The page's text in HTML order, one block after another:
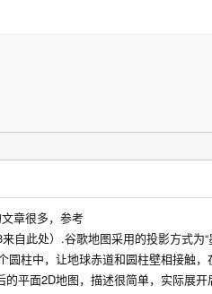
章很多，参考
来自此处）.谷歌地图采用的投影方式为
圆柱中，让地球赤道和圆柱壁相接触
平面2D地图，描述很简单，实际展开